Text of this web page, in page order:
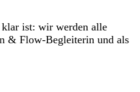
klar ist: wir werden alle
& Flow-Begleiterin und als